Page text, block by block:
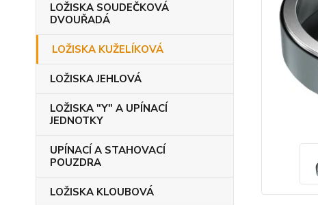
LOŽISKA SOUDEČKOVÁ
DVOUŘADÁ
LOŽISKA KUŽELÍKOVÁ
LOŽISKA JEHLOVÁ
LOŽISKA "Y" A UPÍNACÍ
JEDNOTKY
UPÍNACÍ A STAHOVACÍ
POUZDRA
LOŽISKA KLOUBOVÁ